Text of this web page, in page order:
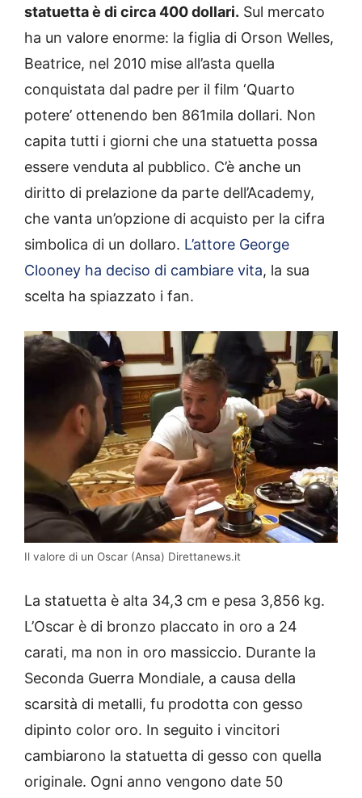
statuetta è di circa 400 dollari. Sul mercato
ha un valore enorme: la figlia di Orson Welles,
Beatrice, nel 2010 mise all’asta quella
conquistata dal padre per il film ‘Quarto
potere’ ottenendo ben 861mila dollari. Non
capita tutti i giorni che una statuetta possa
essere venduta al pubblico. C’è anche un
diritto di prelazione da parte dell’Academy,
che vanta un’opzione di acquisto per la cifra
simbolica di un dollaro. L’attore George
Clooney ha deciso di cambiare vita, la sua
scelta ha spiazzato i fan.
Il valore di un Oscar (Ansa) Direttanews.it
La statuetta è alta 34,3 cm e pesa 3,856 kg.
L’Oscar è di bronzo placcato in oro a 24
carati, ma non in oro massiccio. Durante la
Seconda Guerra Mondiale, a causa della
scarsità di metalli, fu prodotta con gesso
dipinto color oro. In seguito i vincitori
cambiarono la statuetta di gesso con quella
originale. Ogni anno vengono date 50